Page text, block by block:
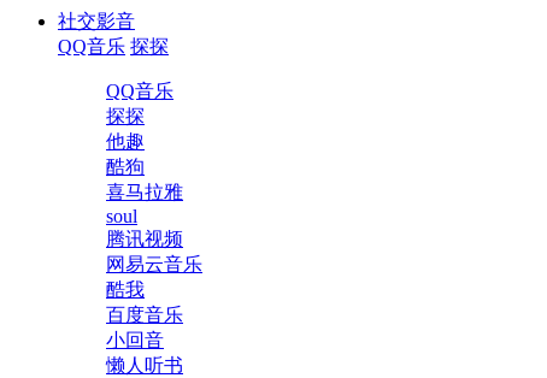
社交影音
QQ音乐 探探
QQ音乐
探探
他趣
酷狗
喜马拉雅
soul
腾讯视频
网易云音乐
酷我
百度音乐
小回音
懒人听书